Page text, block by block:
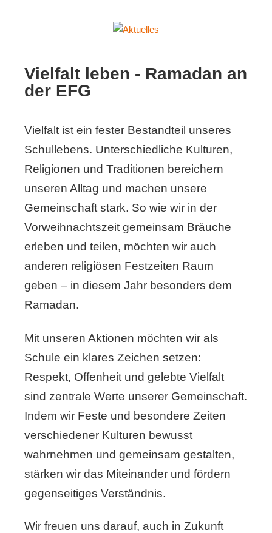
Gesamtschule
der
Herne
Vielfalt leben - Ramadan an
der EFG
Vielfalt ist ein fester Bestandteil unseres
Schullebens. Unterschiedliche Kulturen,
Religionen und Traditionen bereichern
unseren Alltag und machen unsere
Gemeinschaft stark. So wie wir in der
Vorweihnachtszeit gemeinsam Bräuche
erleben und teilen, möchten wir auch
anderen religiösen Festzeiten Raum
geben – in diesem Jahr besonders dem
Ramadan.
Mit unseren Aktionen möchten wir als
Schule ein klares Zeichen setzen:
Respekt, Offenheit und gelebte Vielfalt
sind zentrale Werte unserer Gemeinschaft.
Indem wir Feste und besondere Zeiten
verschiedener Kulturen bewusst
wahrnehmen und gemeinsam gestalten,
stärken wir das Miteinander und fördern
gegenseitiges Verständnis.
Wir freuen uns darauf, auch in Zukunft